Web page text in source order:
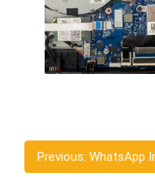
Previous: WhatsApp